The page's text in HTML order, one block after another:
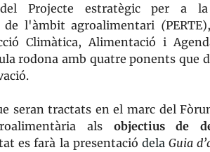
Projecte estratègic per a la
de l'àmbit agroalimentari (
Climàtica, Alimentació i
rodona amb quatre ponents que
seran tractats en el marc del
als objectius de
es farà la presentació dela Guia